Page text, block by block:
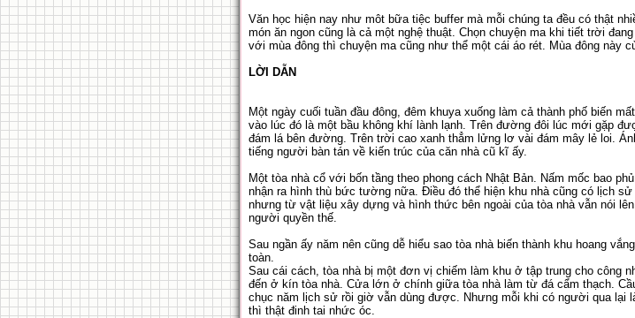
Văn học hiện nay như môt bữa tiệc buffer mà mỗi chúng ta đều có thật
món ăn ngon cũng là cả một nghệ thuật. Chọn chuyện ma khi tiết trời
với mùa đông thì chuyện ma cũng như thể một cái áo rét. Mùa đông này
LỜI DẪN
Một ngày cuối tuần đầu đông, đêm khuya xuống làm cả thành phố biến
vào lúc đó là một bầu không khí lành lạnh. Trên đường đôi lúc mới gặp
đám lá bên đường. Trên trời cao xanh thẳm lửng lơ vài đám mây lẻ loi.
tiếng người bàn tán về kiến trúc của căn nhà cũ kĩ ấy.
Một tòa nhà cổ với bốn tầng theo phong cách Nhật Bản. Nấm mốc bao
nhận ra hình thù bức tường nữa. Điều đó thể hiện khu nhà cũng có lịch
nhưng từ vật liệu xây dựng và hình thức bên ngoài của tòa nhà vẫn nói
người quyền thế.
Sau ngần ấy năm nên cũng dễ hiểu sao tòa nhà biến thành khu hoang
toàn.
Sau cái cách, tòa nhà bị một đơn vị chiếm làm khu ở tập trung cho công
đến ở kín tòa nhà. Cửa lớn ở chính giữa tòa nhà làm từ đá cẩm thạch.
chục năm lịch sử rồi giờ vẫn dùng được. Nhưng mỗi khi có người qua lại
thì thật đinh tai nhức óc.